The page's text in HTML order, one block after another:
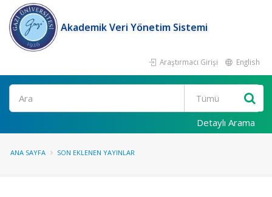
Akademik Veri Yönetim Sistemi
Araştırmacı Girişi English
Ara
Detaylı Arama
ANA SAYFA SON EKLENEN YAYINLAR